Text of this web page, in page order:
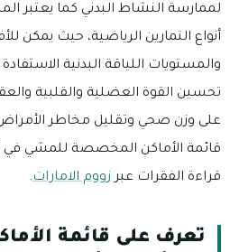
لممارسة النشاط البدني كما يعتبر
أنواع التمارين الرياضية، حيث يمكن
والمستويات اللياقة البدنية
تحسين القوة العضلية والقلبية
على وزن صحي وتقليل مخاطر الأمراض
قائمة الأماكن المخصصة للمشي في
قراءة الفقرات عبر زووم الامارات.
تعرف على قائمة